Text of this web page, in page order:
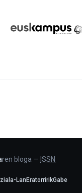
ren bloga — ISSN
LanEratorririkGabe